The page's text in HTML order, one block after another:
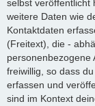
selbst veröffentlicht
weitere Daten wie
Kontaktdaten
(Freitext), die -
personenbezogene
freiwillig, so dass
erfassen und
sind im Kontext